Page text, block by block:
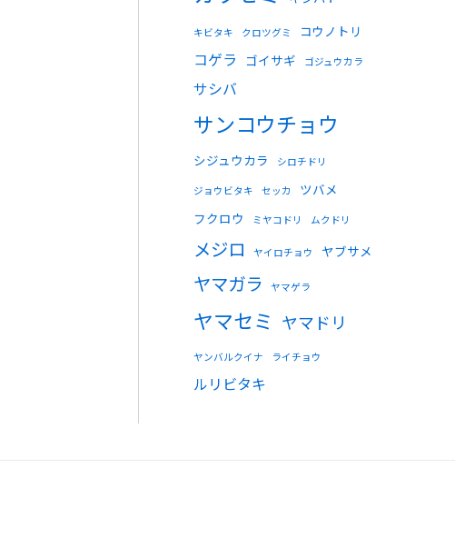
キビタキ クロツグミ コウノトリ
コゲラ ゴイサギ ゴジュウカラ
サシバ
サンコウチョウ
シジュウカラ シロチドリ
ジョウビタキ セッカ
ツバメ
フクロウ
ミヤコドリ ムクドリ
メジロ ヤイロチョウ ヤブサメ
ヤマガラ ヤマゲラ
ヤマセミ ヤマドリ
ヤンバルクイナ ライチョウ
ルリビタキ